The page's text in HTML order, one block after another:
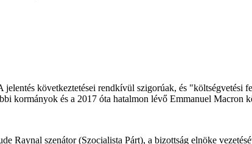
jelentés következtetései rendkívül szigorúak, és "költségvetési
kormányok és a 2017 óta hatalmon lévő Emmanuel Macron
Raynal szenátor (Szocialista Párt), a bizottság elnöke